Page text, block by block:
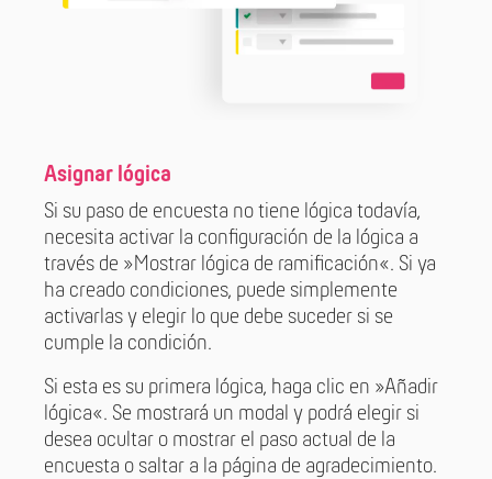
Asignar lógica
Si su paso de encuesta no tiene lógica todavía,
necesita activar la configuración de la lógica a
través de »Mostrar lógica de ramificación«. Si ya
ha creado condiciones, puede simplemente
activarlas y elegir lo que debe suceder si se
cumple la condición.
Si esta es su primera lógica, haga clic en »Añadir
lógica«. Se mostrará un modal y podrá elegir si
desea ocultar o mostrar el paso actual de la
encuesta o saltar a la página de agradecimiento.